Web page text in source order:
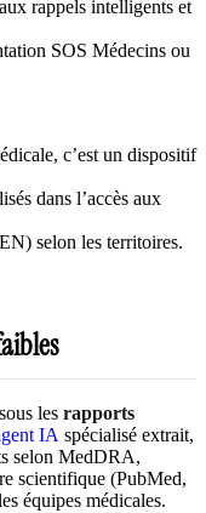
rappels intelligents et
SOS Médecins ou
c’est un dispositif
dans l’accès aux
selon les territoires.
les rapports
IA spécialisé extrait,
selon MedDRA,
scientifique (PubMed,
équipes médicales.